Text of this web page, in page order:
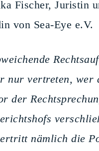
Fischer, Juristin
von Sea-Eye e.V.
nur vertreten, wer
der
nämlich die